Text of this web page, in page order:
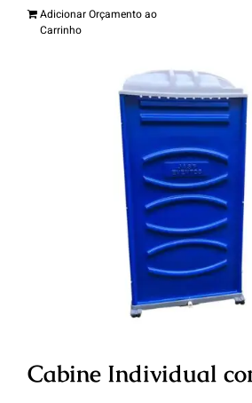
Adicionar Orçamento ao
Carrinho
Cabine Individual